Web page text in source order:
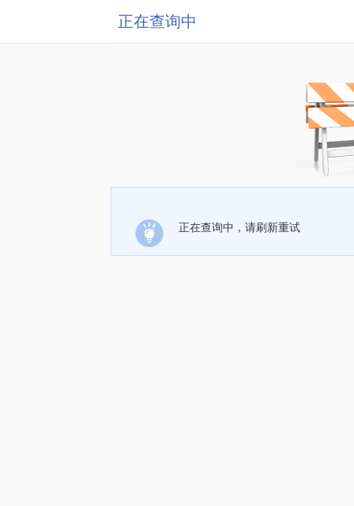
正在查询中
正在查询中，请刷新重试